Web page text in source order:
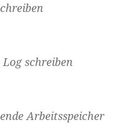
schreiben
Arbeitsspeicher